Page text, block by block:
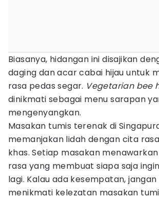
Biasanya, hidangan ini disajikan
daging dan acar cabai hijau untuk
rasa pedas segar. Vegetarian bee
dinikmati sebagai menu sarapan
mengenyangkan.
Masakan tumis terenak di
memanjakan lidah dengan cita
khas. Setiap masakan
rasa yang membuat siapa saja
lagi. Kalau ada kesempatan,
menikmati kelezatan masakan